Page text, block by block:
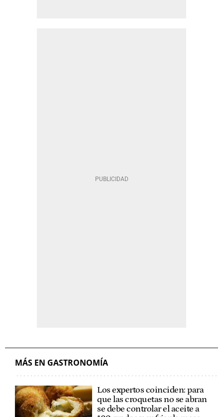
MÁS EN GASTRONOMÍA
Los expertos coinciden: para
que las croquetas no se abran
se debe controlar el aceite a